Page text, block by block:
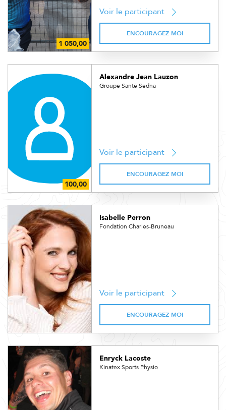
Voir le participant
ENCOURAGEZ MOI
Alexandre Jean Lauzon
Groupe Santé Sedna
Voir le participant
ENCOURAGEZ MOI
Isabelle Perron
Fondation Charles-Bruneau
Voir le participant
ENCOURAGEZ MOI
Enryck Lacoste
Kinatex Sports Physio